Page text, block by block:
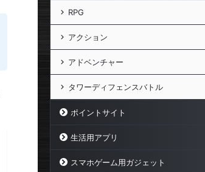
RPG
アクション
アドベンチャー
タワーディフェンスバトル
ポイントサイト
生活用アプリ
スマホゲーム用ガジェット